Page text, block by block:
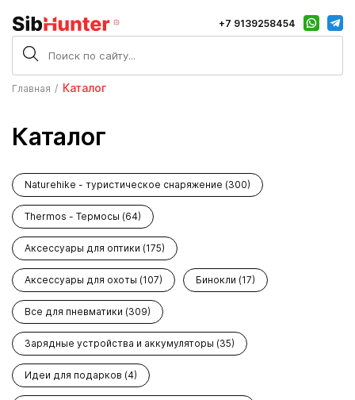
+7 9139258454
Главная Каталог
Каталог
Naturehike - туристическое снаряжение (300)
Thermos - Термосы (64)
Аксессуары для оптики (175)
Аксессуары для охоты (107) Бинокли (17)
Все для пневматики (309)
Зарядные устройства и аккумуляторы (35)
Идеи для подарков (4)